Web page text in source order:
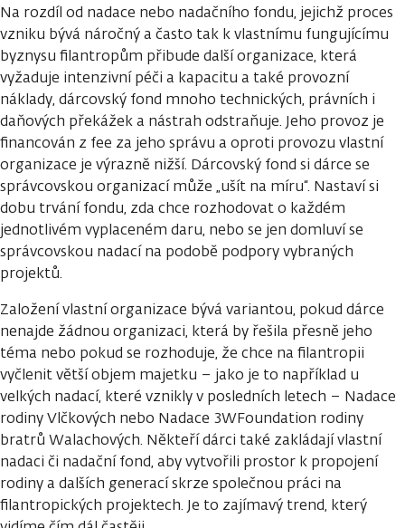
Na rozdíl od nadace nebo nadačního fondu, jejichž proces
vzniku bývá náročný a často tak k vlastnímu fungujícímu
byznysu filantropům přibude další organizace, která
vyžaduje intenzivní péči a kapacitu a také provozní
náklady, dárcovský fond mnoho technických, právních i
daňových překážek a nástrah odstraňuje. Jeho provoz je
financován z fee za jeho správu a oproti provozu vlastní
organizace je výrazně nižší. Dárcovský fond si dárce se
správcovskou organizací může „ušít na míru“. Nastaví si
dobu trvání fondu, zda chce rozhodovat o každém
jednotlivém vyplaceném daru, nebo se jen domluví se
správcovskou nadací na podobě podpory vybraných
projektů.
Založení vlastní organizace bývá variantou, pokud dárce
nenajde žádnou organizaci, která by řešila přesně jeho
téma nebo pokud se rozhoduje, že chce na filantropii
vyčlenit větší objem majetku – jako je to například u
velkých nadací, které vznikly v posledních letech – Nadace
rodiny Vlčkových nebo Nadace 3WFoundation rodiny
bratrů Walachových. Někteří dárci také zakládají vlastní
nadaci či nadační fond, aby vytvořili prostor k propojení
rodiny a dalších generací skrze společnou práci na
filantropických projektech. Je to zajímavý trend, který